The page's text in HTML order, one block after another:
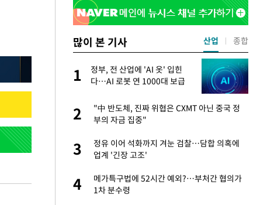
많이 본 기사
세
라…많이 걱정
1
정부, 전 산업에 'AI 옷' 입힌
다…AI 로봇 연 1000대 보급
2
"中 반도체, 진짜 위협은 CXMT 아닌 중국 정
부의 자금 집중"
3
정유 이어 석화까지 겨눈 검찰…담합 의혹에
업계 '긴장 고조'
4
메가특구법에 52시간 예외?…부처간 협의가
1차 분수령
산업 종합